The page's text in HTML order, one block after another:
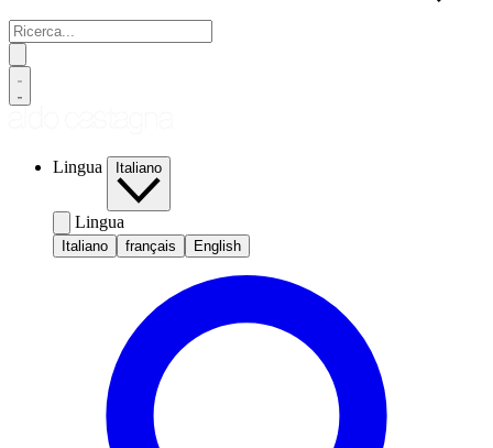
Lingua Italiano
Lingua
Italiano français English